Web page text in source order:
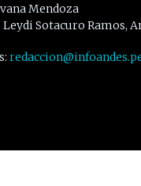
Mendoza
Leydi Sotacuro Ramos,